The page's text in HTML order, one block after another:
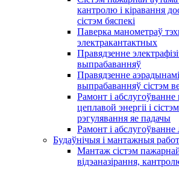
кантролю і кіравання
сістэм бяспекі
Паверка манометраў
электракантактных
Правядзенне
выпрабаванняў
Правядзенне
выпрабаванняў сістэм
Рамонт і абслугоўванне
цеплавой энергіі і
рэгулявання яе падачы
Рамонт і абслугоўванне
Будаўнічыя і мантажныя
Мантаж сістэм
відэаназірання,